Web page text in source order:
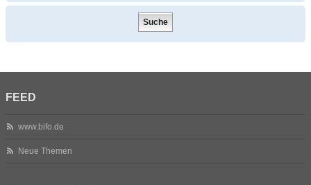
FEED
www.bifo.de
Neue Themen